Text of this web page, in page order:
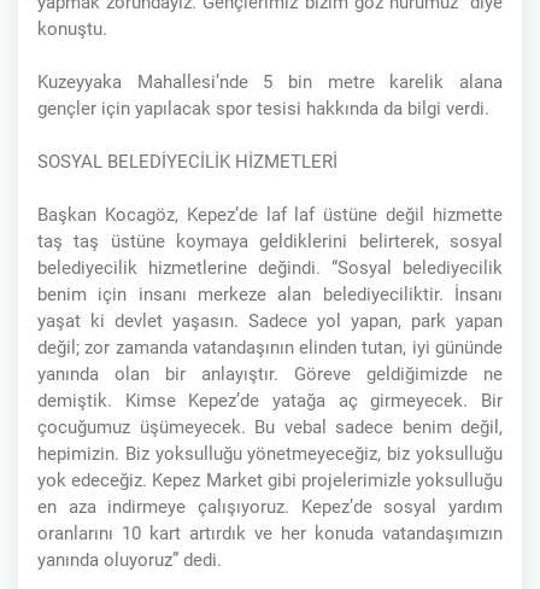
konuştu.
Kuzeyyaka Mahallesi’nde 5 bin metre karelik alana
gençler için yapılacak spor tesisi hakkında da bilgi verdi.
SOSYAL BELEDİYECİLİK HİZMETLERİ
Başkan Kocagöz, Kepez’de laf laf üstüne değil hizmette
taş taş üstüne koymaya geldiklerini belirterek, sosyal
belediyecilik hizmetlerine değindi. “Sosyal belediyecilik
benim için insanı merkeze alan belediyeciliktir. İnsanı
yaşat ki devlet yaşasın. Sadece yol yapan, park yapan
değil; zor zamanda vatandaşının elinden tutan, iyi gününde
yanında olan bir anlayıştır. Göreve geldiğimizde ne
demiştik. Kimse Kepez’de yatağa aç girmeyecek. Bir
çocuğumuz üşümeyecek. Bu vebal sadece benim değil,
hepimizin. Biz yoksulluğu yönetmeyeceğiz, biz yoksulluğu
yok edeceğiz. Kepez Market gibi projelerimizle yoksulluğu
en aza indirmeye çalışıyoruz. Kepez’de sosyal yardım
oranlarını 10 kart artırdık ve her konuda vatandaşımızın
yanında oluyoruz” dedi.